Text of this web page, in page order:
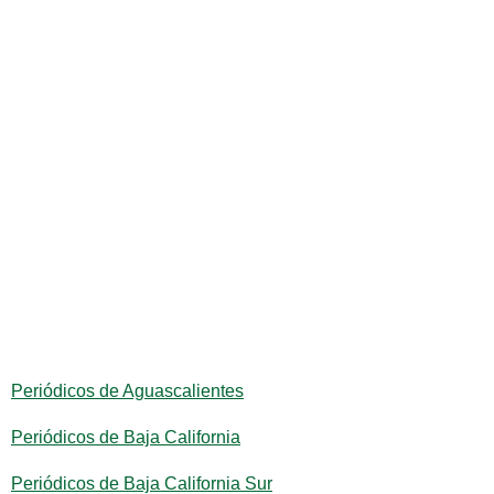
Periódicos de Aguascalientes
Periódicos de Baja California
Periódicos de Baja California Sur